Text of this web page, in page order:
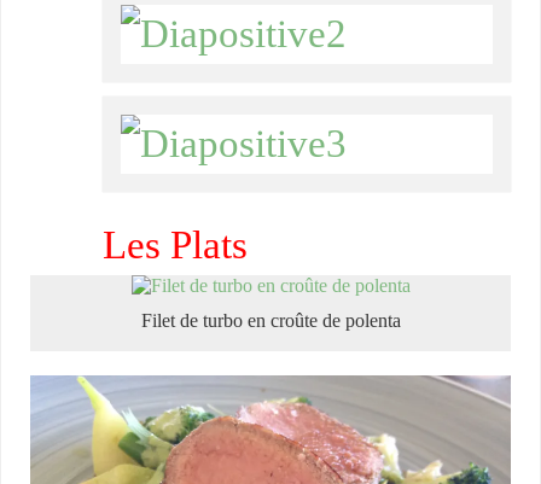
Les Plats
Filet de turbo en croûte de polenta